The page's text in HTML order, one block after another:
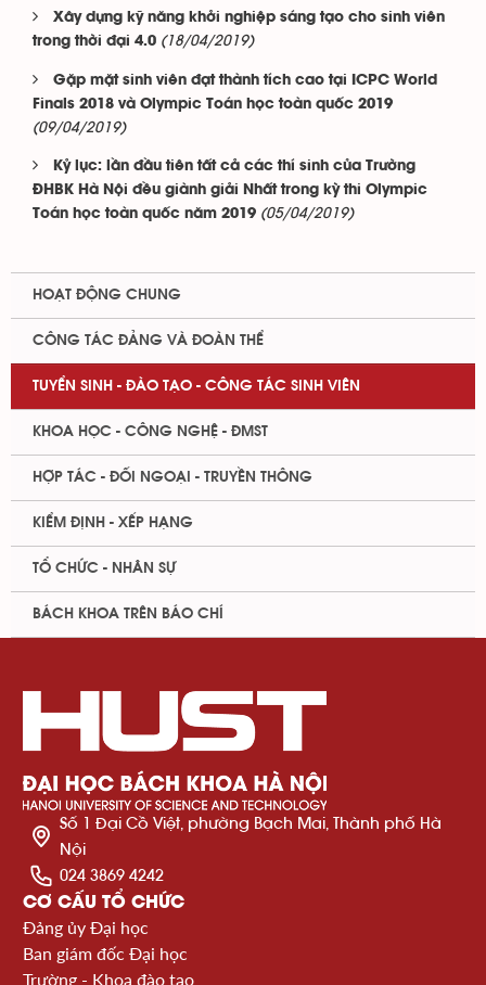
Xây dựng kỹ năng khởi nghiệp sáng tạo cho sinh viên
trong thời đại 4.0 (18/04/2019)
Gặp mặt sinh viên đạt thành tích cao tại ICPC World
Finals 2018 và Olympic Toán học toàn quốc 2019
(09/04/2019)
Kỷ lục: lần đầu tiên tất cả các thí sinh của Trường
ĐHBK Hà Nội đều giành giải Nhất trong kỳ thi Olympic
Toán học toàn quốc năm 2019 (05/04/2019)
HOẠT ĐỘNG CHUNG
CÔNG TÁC ĐẢNG VÀ ĐOÀN THỂ
TUYỂN SINH - ĐÀO TẠO - CÔNG TÁC SINH VIÊN
KHOA HỌC - CÔNG NGHỆ - ĐMST
HỢP TÁC - ĐỐI NGOẠI - TRUYỀN THÔNG
KIỂM ĐỊNH - XẾP HẠNG
TỔ CHỨC - NHÂN SỰ
BÁCH KHOA TRÊN BÁO CHÍ
Số 1 Đại Cồ Việt, phường Bạch Mai, Thành phố Hà
Nội
024 3869 4242
CƠ CẤU TỔ CHỨC
Đảng ủy Đại học
Ban giám đốc Đại học
Trường - Khoa đào tạo